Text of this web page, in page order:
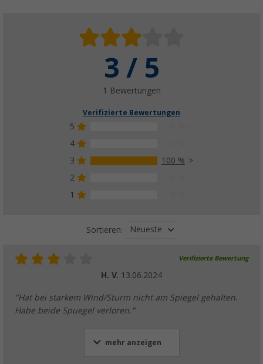
3 / 5
1 Bewertungen
Verifizierte Bewertungen
5
4
3
100 %
2
1
Sortieren: Neueste
Verifizierte Bewertung
H. V. 13.06.2024
"Hat bei starkem Wind/Sturm nicht am Spiegel gehalten.
Habe beide Spuegel verloren."
mehr anzeigen